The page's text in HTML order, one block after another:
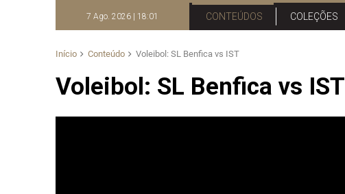
7 Ago. 2026 | 18:01 CONTEÚDOS COLEÇÕES
Início Conteúdo Voleibol: SL Benfica vs IST
Voleibol: SL Benfica vs IST